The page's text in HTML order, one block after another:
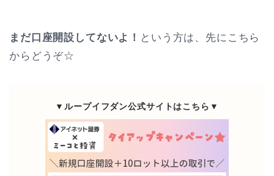
まだ口座開設してないよ！ という方は、先にこちら
からどうぞ☆
▼ループイフダン公式サイトはこちら▼